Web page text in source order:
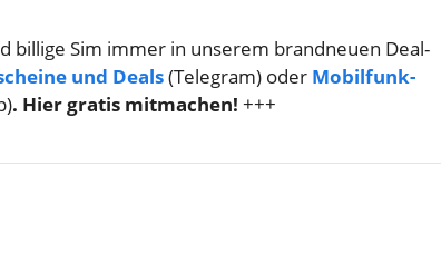
billige Sim immer in unserem brandneuen Deal-
und Deals(Telegram) oder Mobilfunk-
. Hier gratis mitmachen! +++